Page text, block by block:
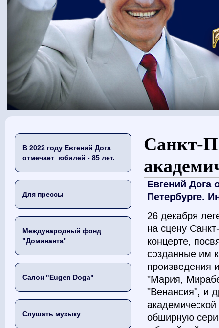
В 2022 году Евгений Дога
отмечает юбилей - 85 лет.
Для прессы
Международный фонд
"Доминанта"
Салон "Eugen Doga"
Слушать музыку
Вы здесь
Санкт-
Евгений Дога
Петербурге.
26 декабря
на сцену
концерте,
созданные им
произведения
"Мария,
"Венансия", и
обширную